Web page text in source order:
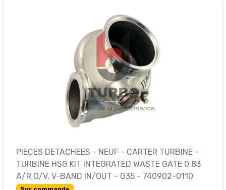
PIECES DETACHEES - NEUF - CARTER TURBINE -
TURBINE HSG KIT INTEGRATED WASTE GATE 0.83
A/R O/V, V-BAND IN/OUT - G35 - 740902-0110